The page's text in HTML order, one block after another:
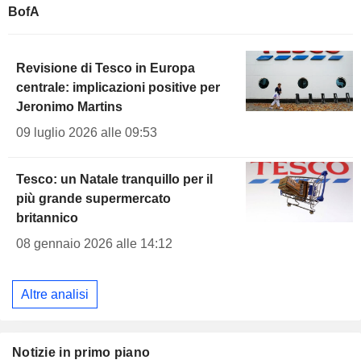
BofA
Revisione di Tesco in Europa
centrale: implicazioni positive per
Jeronimo Martins
09 luglio 2026 alle 09:53
Tesco: un Natale tranquillo per il
più grande supermercato
britannico
08 gennaio 2026 alle 14:12
Altre analisi
Notizie in primo piano